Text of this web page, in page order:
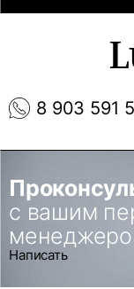
8 903 591
с вашим
Написать